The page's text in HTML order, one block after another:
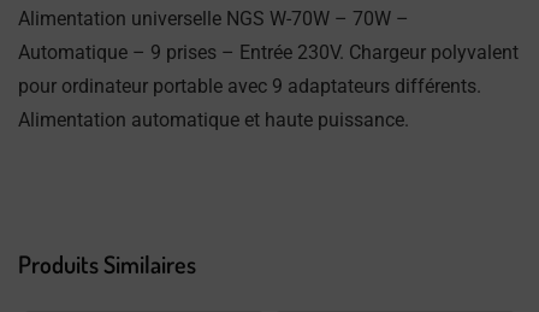
Alimentation universelle NGS W-70W – 70W –
Automatique – 9 prises – Entrée 230V. Chargeur polyvalent
pour ordinateur portable avec 9 adaptateurs différents.
Alimentation automatique et haute puissance.
Produits Similaires